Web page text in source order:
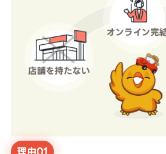
理由01